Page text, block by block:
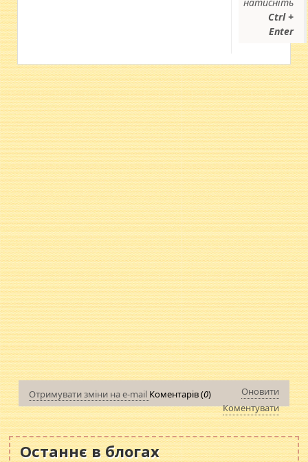
Ctrl +
Enter
Отримувати зміни на e-mail Коментарів (0)
Оновити
Коментувати
Останнє в блогах